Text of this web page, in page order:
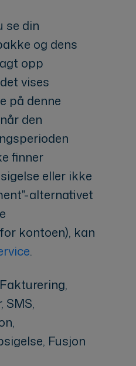
se din
og dens
opp
vises
på denne
den
finner
eller ikke
alternativet
kontoen), kan
.
SMS,
Fusjon